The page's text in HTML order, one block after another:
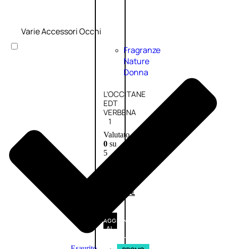
Fragranze
Nature
Donna
L’OCCITANE
EDT
VERBENA
1
Valutato
0su
5
(0)
42,00€
AGGIUNGI
AL
CARRELLO
Varie Accessori Occhi